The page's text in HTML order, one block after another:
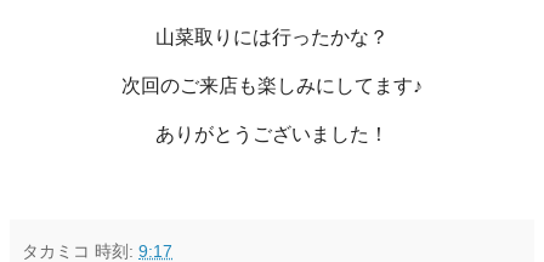
山菜取りには行ったかな？
次回のご来店も楽しみにしてます♪
ありがとうございました！
タカミコ 時刻: 9:17